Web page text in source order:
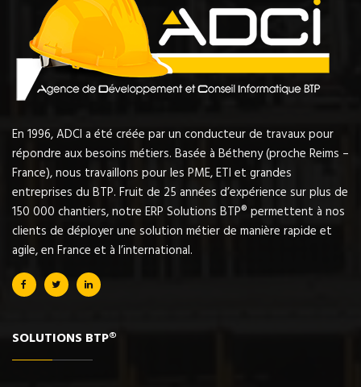
En 1996, ADCI a été créée par un conducteur de travaux pour
répondre aux besoins métiers. Basée à Bétheny (proche Reims –
France), nous travaillons pour les PME, ETI et grandes
entreprises du BTP. Fruit de 25 années d’expérience sur plus de
150 000 chantiers, notre ERP Solutions BTP® permettent à nos
clients de déployer une solution métier de manière rapide et
agile, en France et à l’international.
SOLUTIONS BTP®